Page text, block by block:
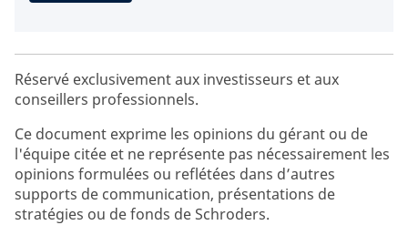
Réservé exclusivement aux investisseurs et aux
conseillers professionnels.
Ce document exprime les opinions du gérant ou de
l'équipe citée et ne représente pas nécessairement les
opinions formulées ou reflétées dans d’autres
supports de communication, présentations de
stratégies ou de fonds de Schroders.